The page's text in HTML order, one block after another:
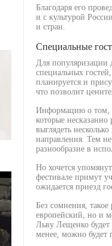
Благодаря его
и с культурой
и стран.
Специальные
Для популяризации
специальных
планируется и
что позволит
Информацию о том,
которые несказанно
выглядеть
направления. Тем
разнообразие в
Но хочется
фестивале примут
ожидается приезд
Без сомнения, такое
европейский, но и
Льву Лещенко будет
менее, можно будет